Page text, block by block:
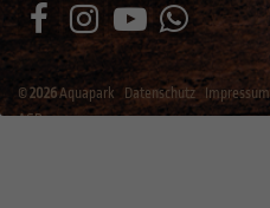
©2026Aquapark Datenschutz
Impressum
AGB